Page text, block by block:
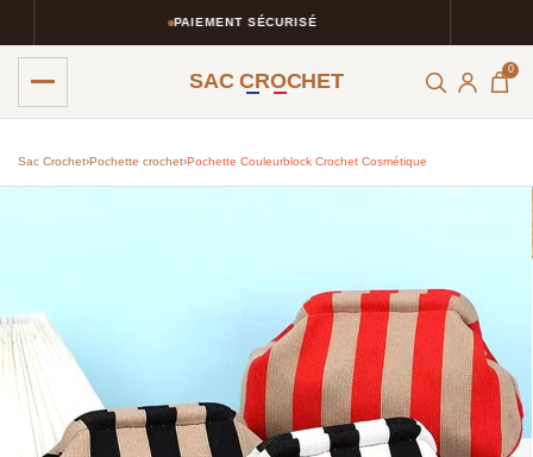
PAIEMENT SÉCURISÉ
SAC CROCHET 0
Sac Crochet›Pochette crochet›Pochette Couleurblock Crochet Cosmétique